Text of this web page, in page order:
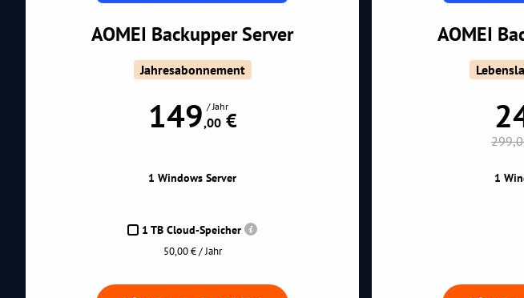
AOMEI Backupper Server
Jahresabonnement
149,00 €
/ Jahr
1 Windows Server
1 TB Cloud-Speicher
50,00 € / Jahr
AOMEI
1